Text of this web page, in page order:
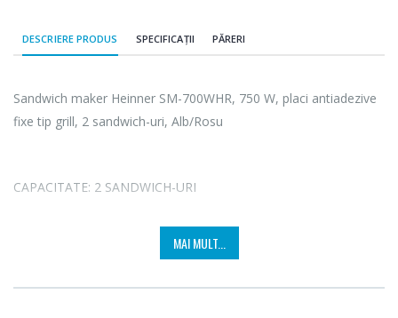
DESCRIERE PRODUS SPECIFICAȚII PĂRERI
Sandwich maker Heinner SM-700WHR, 750 W, placi antiadezive
fixe tip grill, 2 sandwich-uri, Alb/Rosu
CAPACITATE: 2 SANDWICH-URI
Micul dejun este o adevarata placere daca ai la indemana
sandwich maker-ul Heinner SM-750BKR Acesta are o capacitate
MAI MULT...